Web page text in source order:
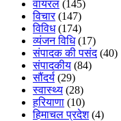
वायरल (145)
विचार(147)
विविध(174)
व्यंजन विधि(17)
संपादक की पसंद(40)
संपादकीय (84)
सौंदर्य (29)
स्वास्थ्य (28)
हरियाणा (10)
हिमाचल प्रदेश(4)